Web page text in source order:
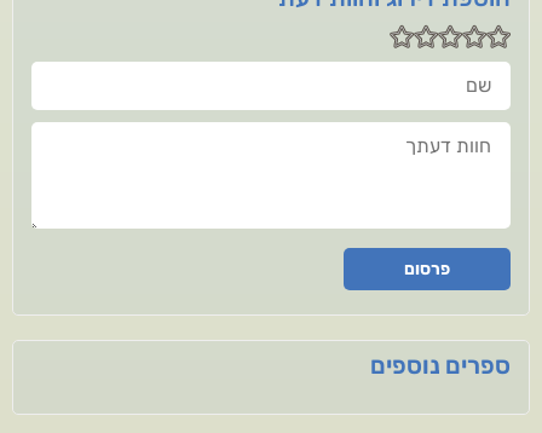
שם
חוות דעתך
פרסום
ספרים נוספים